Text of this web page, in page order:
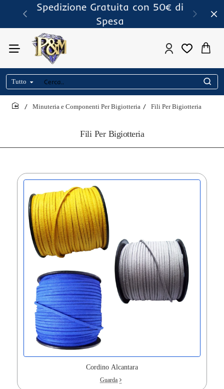
Spedizione Gratuita con 50€ di
Spesa
Tutto
Cerca..
Fili Per Bigiotteria
Minuteria e Componenti Per Bigiotteria Fili Per Bigiotteria
Cordino Alcantara
Guarda